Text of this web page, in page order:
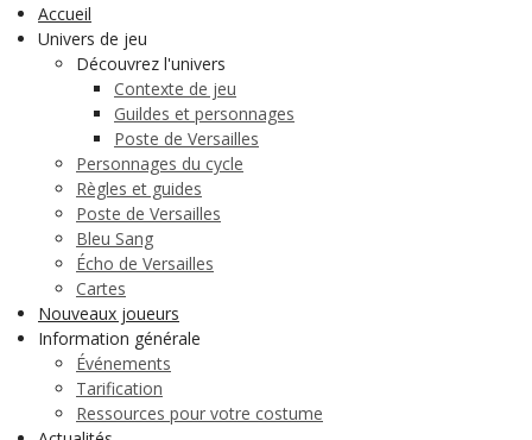
Accueil
Univers de jeu
Découvrez l'univers
Contexte de jeu
Guildes et personnages
Poste de Versailles
Personnages du cycle
Règles et guides
Poste de Versailles
Bleu Sang
Écho de Versailles
Cartes
Nouveaux joueurs
Information générale
Événements
Tarification
Ressources pour votre costume